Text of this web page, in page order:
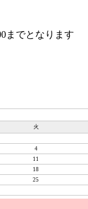
までとなります
火
4
11
18
25